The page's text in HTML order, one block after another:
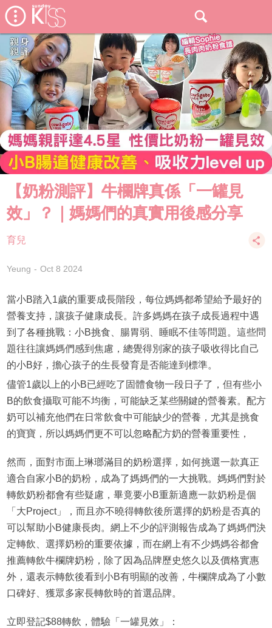
【奶粉測評】牛欄牌真係「一罐見
效」？｜媽媽們的真實用後感分享
育兒
Yeung Oct 8 2024
當小B踏入1歲的重要成長階段，每位媽媽都希望給予最好的
營養支持，讓孩子健康成長。許多媽媽在孩子成長過程中遇
到了各種挑戰：小B挑食、腸胃弱、睡眠不佳等問題。這些問
題往往讓媽媽們感到焦慮，總覺得別家的孩子吸收得比自己
的小B好，擔心孩子的生長發育是否能達到標準。
儘管1歲以上的小B已經吃了固體食物一段日子了，但有些小
B的飲食攝取可能不均衡，可能缺乏某些關鍵的營養素。配方
奶可以補充他們在日常飲食中可能缺少的營養，尤其是挑食
的寶寶，所以媽媽們更不可以忽略配方奶的營養重要性，
然而，面對市面上琳瑯滿目的奶粉選擇，如何挑選一款真正
適合自家小B的奶粉，成為了媽媽們的一大挑戰。媽媽們對於
轉飲奶粉都會有些疑慮，畢竟要小B重新適應一款奶粉是個
「大Project」，而且亦不曉得轉飲後所選擇的奶粉是否真的
可以幫助小B健康長肉。網上不少的評測報告成為了媽媽們決
定轉飲、選擇奶粉的重要依據，而在網上有不少媽媽谷都會
推薦轉飲牛欄牌奶粉，除了因為品牌歷史悠久以及價格實惠
外，還表示轉飲後看到小B有明顯的改善，牛欄牌成為了小數
口碑好、獲眾多家長轉飲時的首選品牌。
立即登記$88轉飲，體驗「一罐見效」：